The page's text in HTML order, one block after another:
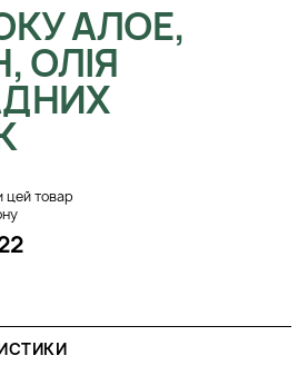
АЛОЕ,
ОЛІЯ
цей товар